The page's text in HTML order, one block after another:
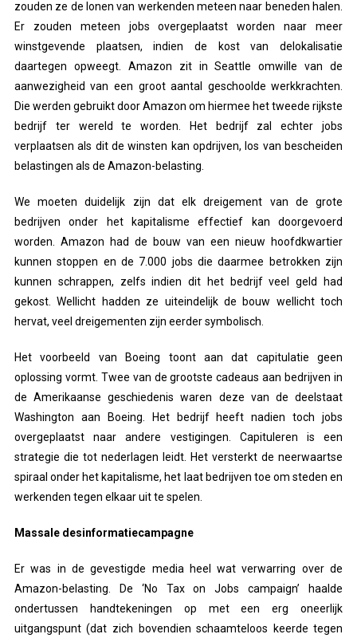
zouden ze de lonen van werkenden meteen naar beneden halen.
Er zouden meteen jobs overgeplaatst worden naar meer
winstgevende plaatsen, indien de kost van delokalisatie
daartegen opweegt. Amazon zit in Seattle omwille van de
aanwezigheid van een groot aantal geschoolde werkkrachten.
Die werden gebruikt door Amazon om hiermee het tweede rijkste
bedrijf ter wereld te worden. Het bedrijf zal echter jobs
verplaatsen als dit de winsten kan opdrijven, los van bescheiden
belastingen als de Amazon-belasting.
We moeten duidelijk zijn dat elk dreigement van de grote
bedrijven onder het kapitalisme effectief kan doorgevoerd
worden. Amazon had de bouw van een nieuw hoofdkwartier
kunnen stoppen en de 7.000 jobs die daarmee betrokken zijn
kunnen schrappen, zelfs indien dit het bedrijf veel geld had
gekost. Wellicht hadden ze uiteindelijk de bouw wellicht toch
hervat, veel dreigementen zijn eerder symbolisch.
Het voorbeeld van Boeing toont aan dat capitulatie geen
oplossing vormt. Twee van de grootste cadeaus aan bedrijven in
de Amerikaanse geschiedenis waren deze van de deelstaat
Washington aan Boeing. Het bedrijf heeft nadien toch jobs
overgeplaatst naar andere vestigingen. Capituleren is een
strategie die tot nederlagen leidt. Het versterkt de neerwaartse
spiraal onder het kapitalisme, het laat bedrijven toe om steden en
werkenden tegen elkaar uit te spelen.
Massale desinformatiecampagne
Er was in de gevestigde media heel wat verwarring over de
Amazon-belasting. De ‘No Tax on Jobs campaign’ haalde
ondertussen handtekeningen op met een erg oneerlijk
uitgangspunt (dat zich bovendien schaamteloos keerde tegen